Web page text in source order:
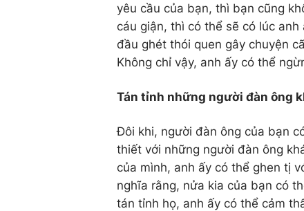
yêu cầu của bạn, thì bạn cũng
cáu giận, thì có thể sẽ có lúc
đầu ghét thói quen gây chuyện
Không chỉ vậy, anh ấy có thể
Tán tỉnh những người đàn ông
Đôi khi, người đàn ông của bạn
thiết với những người đàn ông
của mình, anh ấy có thể ghen tị
nghĩa rằng, nửa kia của bạn có
tán tỉnh họ, anh ấy có thể cảm